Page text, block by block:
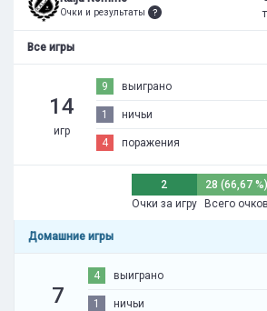
Очки и результаты
Все игры
14
игр
9 выиграно
1 ничьи
4 поражения
2
Очки за игру
28 (66,67 %)
Всего очков
Домашние игры
7
4 выиграно
1 ничьи